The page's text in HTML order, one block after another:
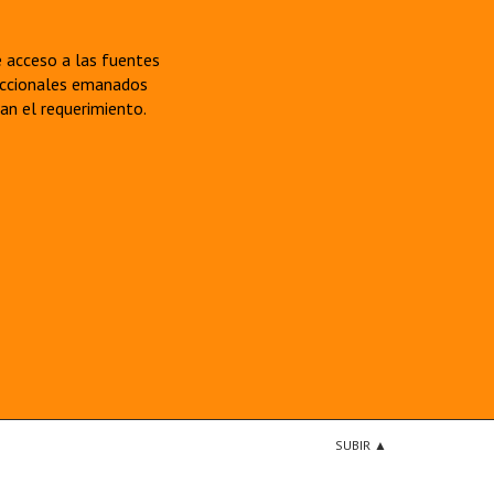
acceso a las fuentes
emanados
el requerimiento.
SUBIR ▲